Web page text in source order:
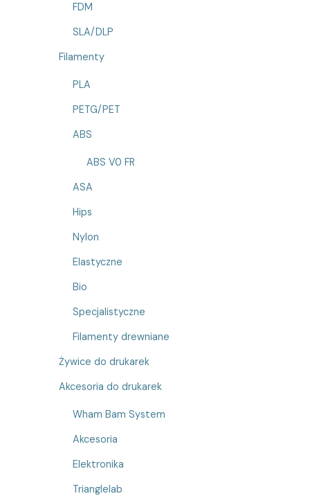
FDM
SLA/DLP
Filamenty
PLA
PETG/PET
ABS
ABS V0 FR
ASA
Hips
Nylon
Elastyczne
Bio
Specjalistyczne
Filamenty drewniane
Żywice do drukarek
Akcesoria do drukarek
Wham Bam System
Akcesoria
Elektronika
Trianglelab